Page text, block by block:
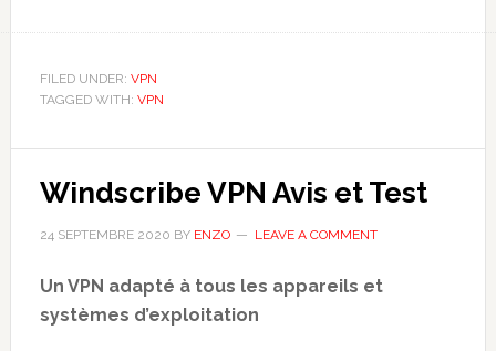
un
VPN
vous
voudriez
un
FILED UNDER: VPN
TAGGED WITH: VPN
Windscribe VPN Avis et Test
24 SEPTEMBRE 2020 BY ENZO LEAVE A COMMENT
Un VPN adapté à tous les appareils et
systèmes d’exploitation